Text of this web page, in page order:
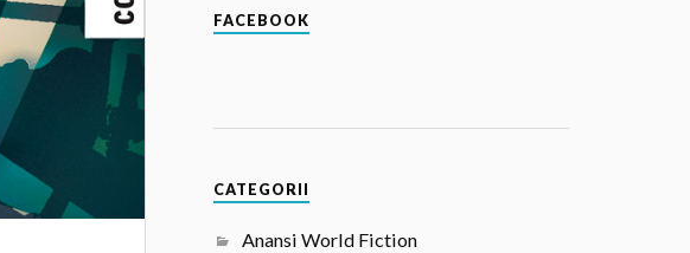
FACEBOOK
CATEGORII
Anansi World Fiction